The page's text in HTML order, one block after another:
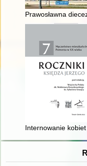
Prawosławna
Internowanie kobiet